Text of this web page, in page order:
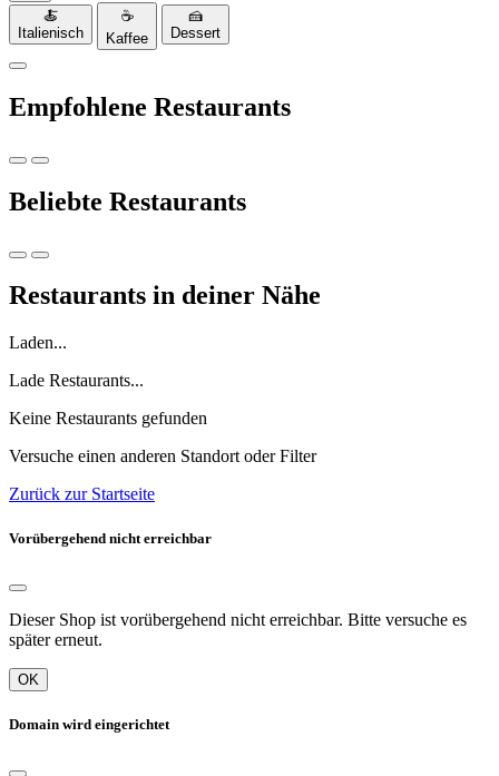
🍝
Italienisch
☕
Kaffee
🍰
Dessert
Empfohlene Restaurants
Beliebte Restaurants
Restaurants in deiner Nähe
Laden...
Lade Restaurants...
Keine Restaurants gefunden
Versuche einen anderen Standort oder Filter
Zurück zur Startseite
Vorübergehend nicht erreichbar
Dieser Shop ist vorübergehend nicht erreichbar. Bitte versuche es
später erneut.
OK
Domain wird eingerichtet